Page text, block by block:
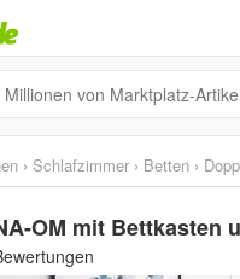
› Schlafzimmer › Betten ›
OM mit